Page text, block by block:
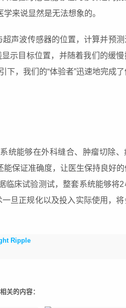
来说显然是无法想象的。
声波传感器的位置，计算并预
示目标位置，并随着我们的缓慢
，我们的“体验者”迅速地完成
统能够在外科缝合、肿瘤切除、
保证准确度，让医生保持良好的
临床试验测试，整套系统能够将2
旦正规化以及投入实际使用，将
Ripple
关的内容：